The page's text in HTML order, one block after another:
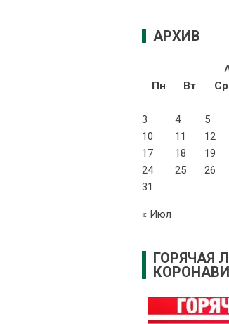
АРХИВ
Пн
Вт Ср
3
4 5
10
11 12
17
18 19
24
25 26
31
« Июл
ГОРЯЧАЯ